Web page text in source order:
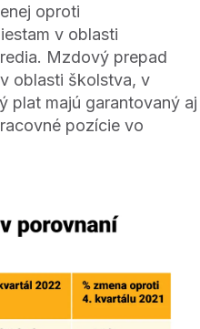
oproti
v oblasti
Mzdový prepad
oblasti školstva, v
plat majú garantovaný aj
pozície vo